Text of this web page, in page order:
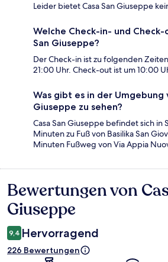
Leider bietet Casa San Giuseppe
Welche Check-in- und
San Giuseppe?
Der Check-in ist zu folgenden
21:00 Uhr. Check-out ist um 10:00
Was gibt es in der Umgebung
Giuseppe zu sehen?
Casa San Giuseppe befindet sich in
Minuten zu Fuß von Basilika San
Minuten Fußweg von Via Appia
Bewertungen
Bewertungen von
Giuseppe
9,4 Hervorragend
226 Bewertungen